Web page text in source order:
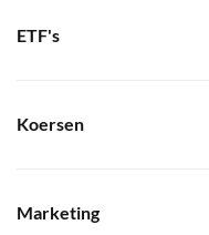
ETF's
Koersen
Marketing